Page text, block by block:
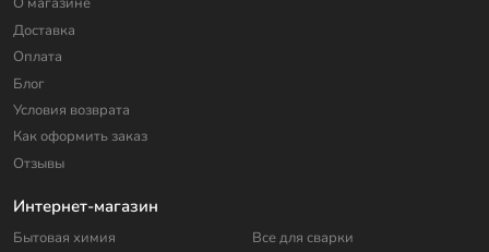
Доставка
Оплата
Блог
Условия возврата
Как оформить заказ
Отзывы
Интернет-магазин
Бытовая химия
Все для сварки